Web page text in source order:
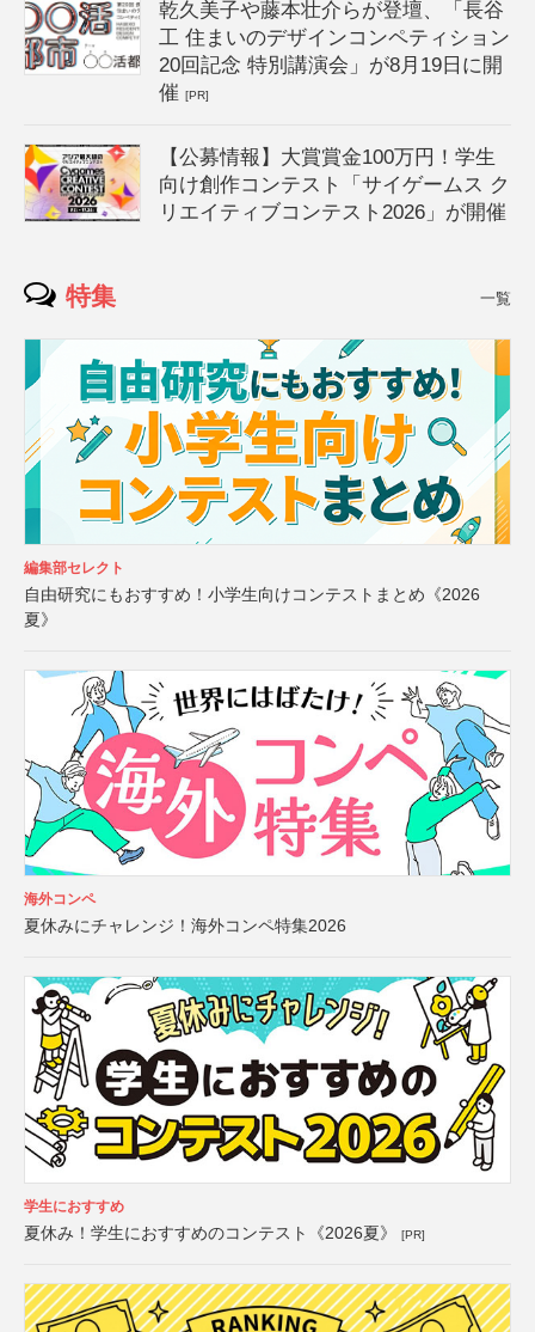
乾久美子や藤本壮介らが登壇、「長谷
工 住まいのデザインコンペティション
20回記念 特別講演会」が8月19日に開
催[PR]
【公募情報】大賞賞金100万円！学生
向け創作コンテスト「サイゲームス ク
リエイティブコンテスト2026」が開催
特集 一覧
編集部セレクト
自由研究にもおすすめ！小学生向けコンテストまとめ《2026
夏》
海外コンペ
夏休みにチャレンジ！海外コンペ特集2026
学生におすすめ
夏休み！学生におすすめのコンテスト《2026夏》 [PR]